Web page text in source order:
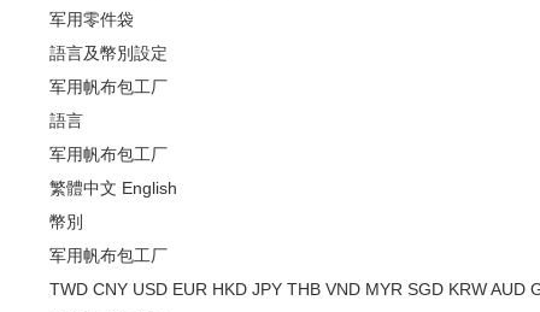
军用零件袋
語言及幣別設定
军用帆布包工厂
語言
军用帆布包工厂
繁體中文 English
幣別
军用帆布包工厂
TWD CNY USD EUR HKD JPY THB VND MYR SGD KRWAUD